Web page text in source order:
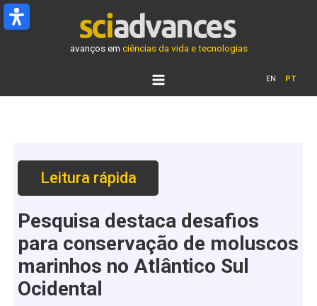
Ir
para
avanços em ciências da vida e tecnologias
EN PT
Leitura rápida
Pesquisa destaca desafios
para conservação de moluscos
marinhos no Atlântico Sul
Ocidental